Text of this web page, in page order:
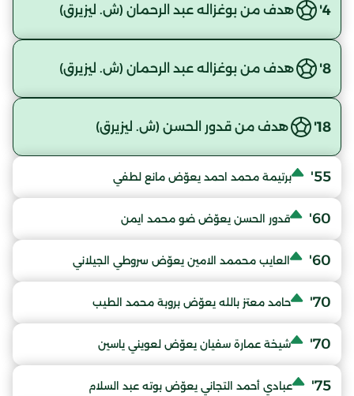
4' هدف من بوغزاله عبد الرحمان (ش. ليزيرق)
8' هدف من بوغزاله عبد الرحمان (ش. ليزيرق)
18' هدف من قدور الحسن (ش. ليزيرق)
55' برتيمة محمد احمد يعوّض مانع لطفي
60' قدور الحسن يعوّض ضو محمد ايمن
60' العايب محممد الامين يعوّض سروطي الجيلاني
70' حامد معتز بالله يعوّض بروبة محمد الطيب
70' شيخة عمارة سفيان يعوّض لعويني ياسين
75' عبادي أحمد التجاني يعوّض بوته عبد السلام